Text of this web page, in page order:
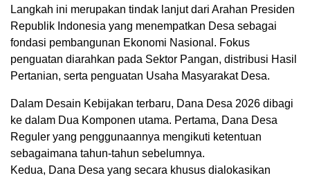
Langkah ini merupakan tindak lanjut dari Arahan Presiden
Republik Indonesia yang menempatkan Desa sebagai
fondasi pembangunan Ekonomi Nasional. Fokus
penguatan diarahkan pada Sektor Pangan, distribusi Hasil
Pertanian, serta penguatan Usaha Masyarakat Desa.
Dalam Desain Kebijakan terbaru, Dana Desa 2026 dibagi
ke dalam Dua Komponen utama. Pertama, Dana Desa
Reguler yang penggunaannya mengikuti ketentuan
sebagaimana tahun-tahun sebelumnya.
Kedua, Dana Desa yang secara khusus dialokasikan